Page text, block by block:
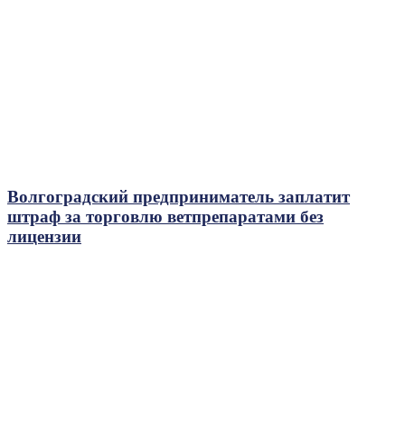
Волгоградский предприниматель заплатит
штраф за торговлю ветпрепаратами без
лицензии